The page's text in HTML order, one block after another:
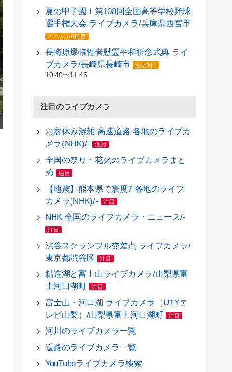
夏の甲子園！第108回全国高等学校野球
選手権大会 ライブカメラ/兵庫県西宮市
イベント8日目
長崎原爆犠牲者慰霊平和祈念式典 ライ
ブカメラ/長崎県長崎市
あと1日
10:40〜11:45
注目のライブカメラ
お盆休み混雑 高速道路 各地のライブカ
メラ(NHK)/-
注目
全国の祭り・花火のライブカメラまと
め
注目
【地震】熊本県で震度7 各地のライブ
カメラ(NHK)/-
注目
NHK 全国のライブカメラ・ニュース/-
注目
渋谷スクランブル交差点 ライブカメラ/
東京都渋谷区
注目
精進湖と富士山ライブカメラ/山梨県富
士河口湖町
注目
富士山・河口湖 ライブカメラ（UTYテ
レビ山梨）/山梨県富士河口湖町
注目
河川のライブカメラ一覧
道路のライブカメラ一覧
YouTubeライブカメラ検索